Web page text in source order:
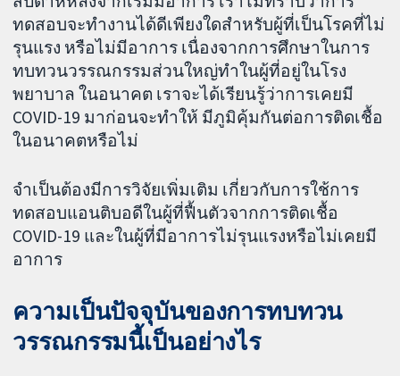
ทดสอบจะทำงานได้ดีเพียงใดสำหรับผู้ที่เป็นโรคที่ไม่
รุนแรง หรือไม่มีอาการ เนื่องจากการศึกษาในการ
ทบทวนวรรณกรรมส่วนใหญ่ทำในผู้ที่อยู่ในโรง
พยาบาล ในอนาคต เราจะได้เรียนรู้ว่าการเคยมี
COVID-19 มาก่อนจะทำให้ มีภูมิคุ้มกันต่อการติดเชื้อ
ในอนาคตหรือไม่
จำเป็นต้องมีการวิจัยเพิ่มเติม เกี่ยวกับการใช้การ
ทดสอบแอนติบอดีในผู้ที่ฟื้นตัวจากการติดเชื้อ
COVID-19 และในผู้ที่มีอาการไม่รุนแรงหรือไม่เคยมี
อาการ
ความเป็นปัจจุบันของการทบทวน
วรรณกรรมนี้เป็นอย่างไร